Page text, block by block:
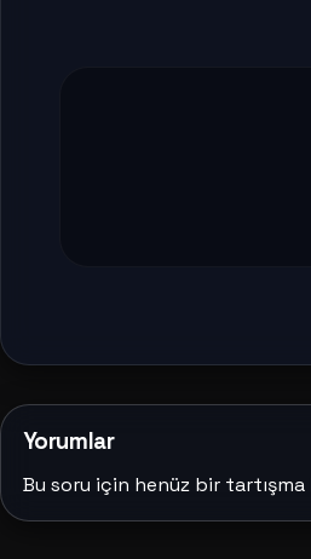
Yorumlar
Bu soru için henüz bir tartışma